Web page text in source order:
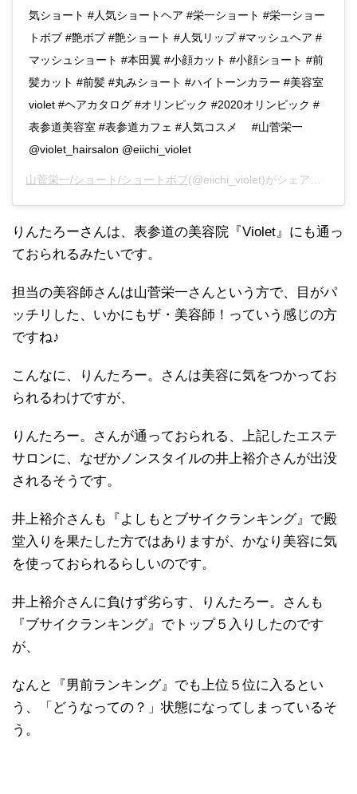
気ショート #人気ショートヘア #栄一ショート #栄一ショー
トボブ #艶ボブ #艶ショート #人気リップ #マッシュヘア #
マッシュショート #本田翼 #小顔カット #小顔ショート #前
髪カット #前髪 #丸みショート #ハイトーンカラー #美容室
violet #ヘアカタログ #オリンピック #2020オリンピック #
表参道美容室 #表参道カフェ #人気コスメ #山菅栄一
@violet_hairsalon @eiichi_violet
山菅栄一/ショート/ショートボブ(@eiichi_violet)がシェアした投稿 -
りんたろーさんは、表参道の美容院『Violet』にも通っ
ておられるみたいです。
担当の美容師さんは山菅栄一さんという方で、目がパ
ッチリした、いかにもザ・美容師！っていう感じの方
ですね♪
こんなに、りんたろー。さんは美容に気をつかってお
られるわけですが、
りんたろー。さんが通っておられる、上記したエステ
サロンに、なぜかノンスタイルの井上裕介さんが出没
されるそうです。
井上裕介さんも『よしもとブサイクランキング』で殿
堂入りを果たした方ではありますが、かなり美容に気
を使っておられるらしいのです。
井上裕介さんに負けず劣らす、りんたろー。さんも
『ブサイクランキング』でトップ５入りしたのです
が、
なんと『男前ランキング』でも上位５位に入るとい
う、「どうなっての？」状態になってしまっているそ
う。